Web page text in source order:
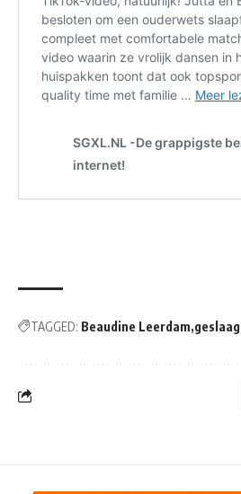
TAGGED: Beaudine Leerdam